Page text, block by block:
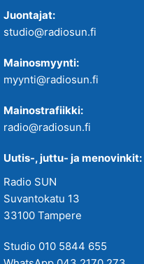
Juontajat:
studio@radiosun.fi
Mainosmyynti:
myynti@radiosun.fi
Mainostrafiikki:
radio@radiosun.fi
Uutis-, juttu- ja menovinkit:
Radio SUN
Suvantokatu 13
33100 Tampere
Studio 010 5844 655